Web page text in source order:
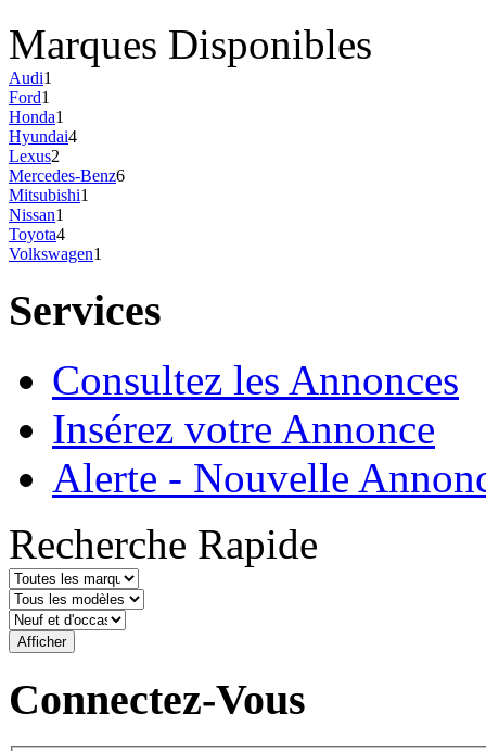
Marques Disponibles
Audi1
Ford1
Honda1
Hyundai4
Lexus2
Mercedes-Benz6
Mitsubishi1
Nissan1
Toyota4
Volkswagen1
Services
Consultez les Annonces
Insérez votre Annonce
Alerte - Nouvelle
Recherche Rapide
Connectez-Vous